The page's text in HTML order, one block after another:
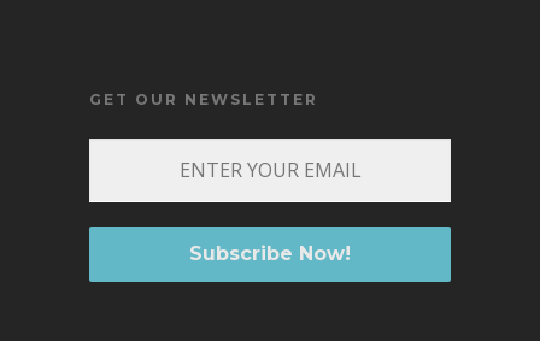
GET OUR NEWSLETTER